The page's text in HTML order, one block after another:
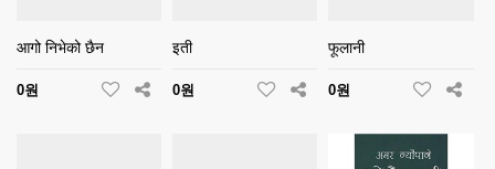
आगो निभेको छैन
0원
इती
0원
फूलानी
0원